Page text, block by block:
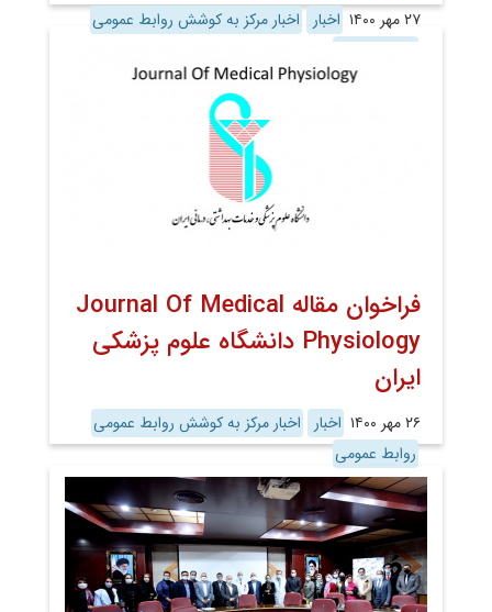
۲۷ مهر ۱۴۰۰ اخبار
اخبار مرکز به کوشش روابط عمومی
فراخوان مقاله Journal Of Medical
Physiology دانشگاه علوم پزشکی
ایران
۲۶ مهر ۱۴۰۰ اخبار
اخبار مرکز به کوشش روابط عمومی
روابط عمومی